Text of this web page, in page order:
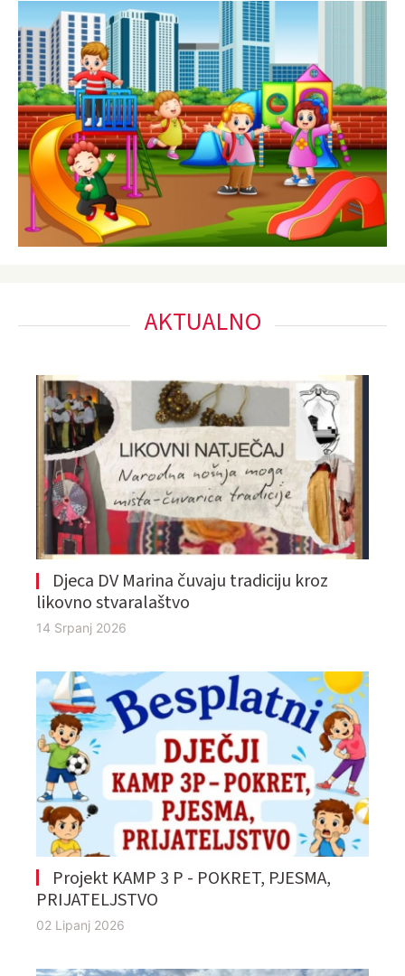
AKTUALNO
Djeca DV Marina čuvaju tradiciju kroz
likovno stvaralaštvo
14 Srpanj 2026
Projekt KAMP 3 P - POKRET, PJESMA,
PRIJATELJSTVO
02 Lipanj 2026